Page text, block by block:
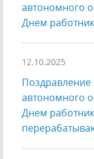
автономного
Днем
12.10.2025
Поздравление
автономного
Днем